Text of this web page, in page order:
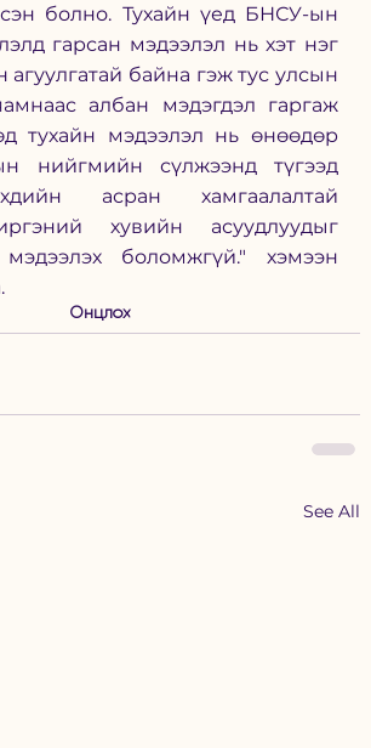
болно. Тухайн үед БНСУ-ын
гарсан мэдээлэл нь хэт нэг
агуулгатай байна гэж тус улсын
албан мэдэгдэл гаргаж
тухайн мэдээлэл нь өнөөдөр
нийгмийн сүлжээнд түгээд
асран хамгаалалтай
хувийн асуудлуудыг
мэдээлэх боломжгүй." хэмээн
Онцлох
See All